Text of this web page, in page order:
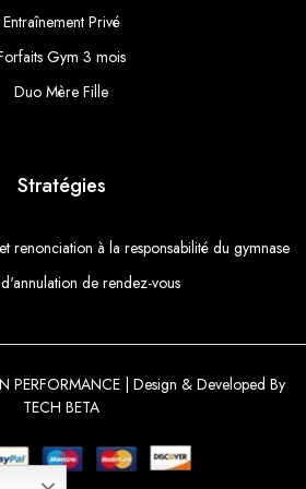
Entraînement Privé
Gym 3 mois
Duo Mère Fille
Stratégies
renonciation à la responsabilité du gymnase
de rendez-vous
| Design & Developed By
TECH BETA